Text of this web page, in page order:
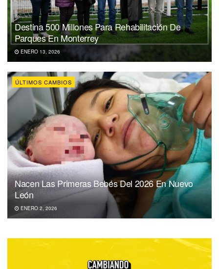
Destina 500 Millones Para Rehabilitación De
Parques En Monterrey
ENERO 13, 2026
ÚLTIMOS CAMBIOS
Nacen Las Primeras Bebés Del 2026 En Nuevo
León
ENERO 2, 2026